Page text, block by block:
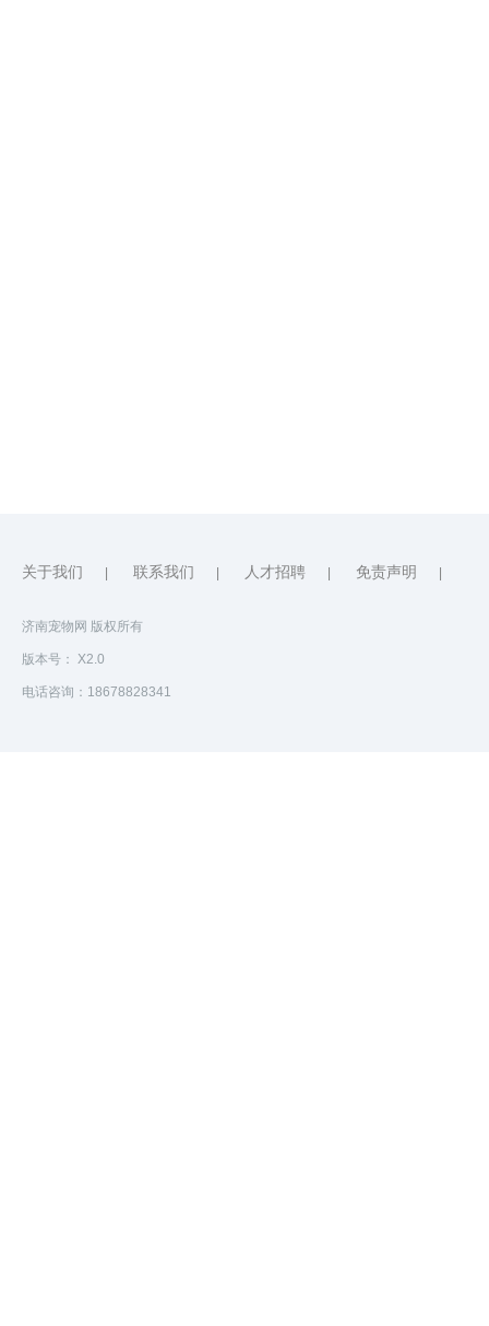
关于我们 联系我们 人才招聘 免责声明
济南宠物网 版权所有
版本号： X2.0
电话咨询：18678828341